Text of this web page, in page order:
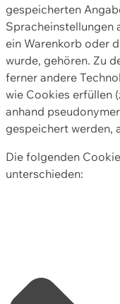
gespeicherten
Spracheinstellungen
ein Warenkorb oder
wurde, gehören. Zu
ferner andere
wie Cookies erfüllen
anhand
gespeichert werden,
Die folgenden
unterschieden: